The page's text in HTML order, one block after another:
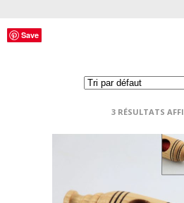
3 RÉSULTATS
Save
Save
Save